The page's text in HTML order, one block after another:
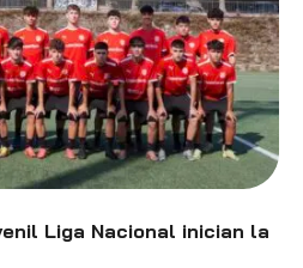
Liga Nacional inician la